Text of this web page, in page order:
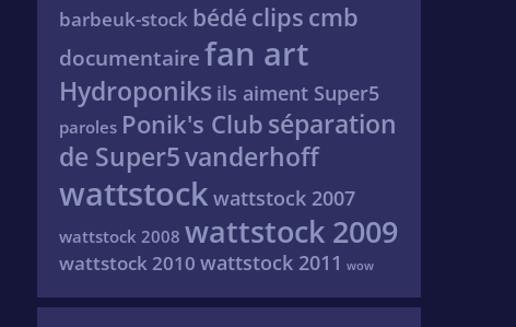
barbeuk-stock bédé clips cmb
documentairefan art
Hydroponiks ils aiment Super5
paroles Ponik's Club séparation
de Super5vanderhoff
wattstock wattstock 2007
wattstock 2008 wattstock 2009
wattstock 2010 wattstock 2011 wow